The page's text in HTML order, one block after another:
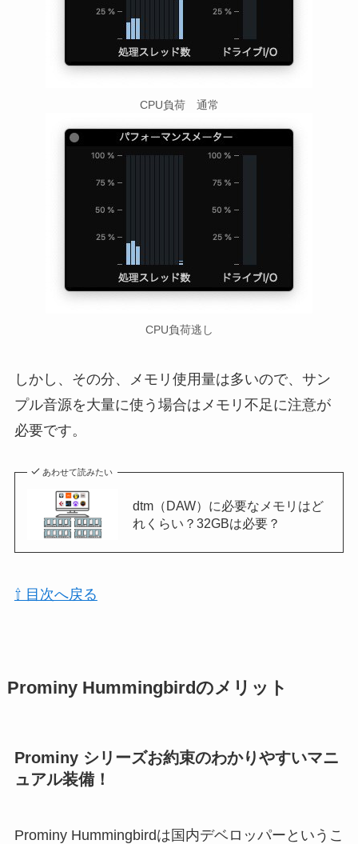
CPU負荷 通常
CPU負荷逃し
しかし、その分、メモリ使用量は多いので、サン
プル音源を大量に使う場合はメモリ不足に注意が
必要です。
あわせて読みたい
dtm（DAW）に必要なメモリはど
れくらい？32GBは必要？
⇧ 目次へ戻る
Prominy Hummingbirdのメリット
Prominy シリーズお約束のわかりやすいマニ
ュアル装備！
Prominy Hummingbirdは国内デベロッパーというこ